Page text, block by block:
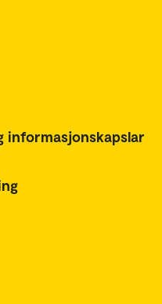
informasjonskapslar